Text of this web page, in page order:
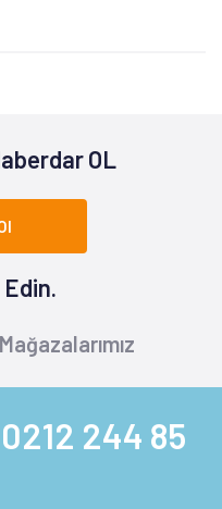
OL
Mağazalarımız
244 85